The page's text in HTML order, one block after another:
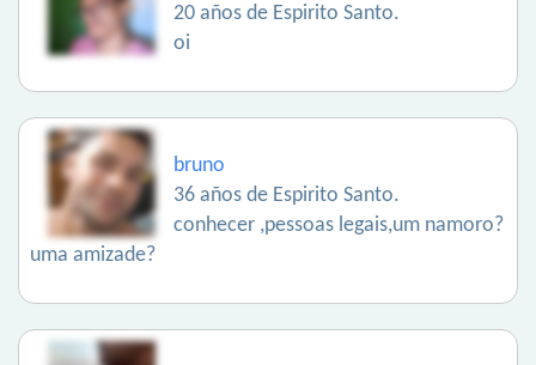
20 años de Espirito Santo.
oi
bruno
36 años de Espirito Santo.
conhecer ,pessoas legais,um namoro?
uma amizade?